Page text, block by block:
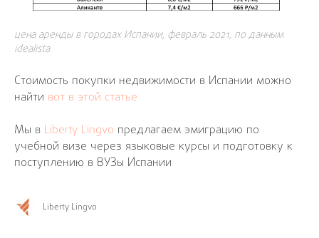
цена аренды в городах Испании, февраль 2021, по данным
idealista
Стоимость покупки недвижимости в Испании можно
найти вот в этой статье
Мы в Liberty Lingvo предлагаем эмиграцию по
учебной визе через языковые курсы и подготовку к
поступлению в ВУЗы Испании
Liberty Lingvo